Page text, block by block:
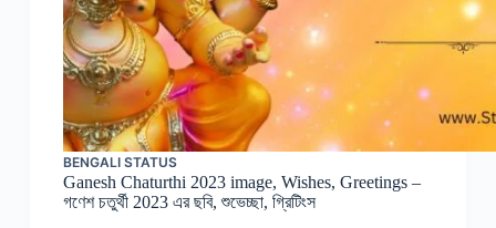
BENGALI STATUS
Ganesh Chaturthi 2023 image, Wishes, Greetings –
গণেশ চতুর্থী 2023 এর ছবি, শুভেচ্ছা, গ্রিটিংস